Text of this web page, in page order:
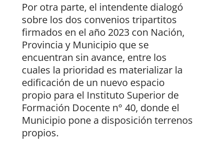
Por otra parte, el intendente dialogó
sobre los dos convenios tripartitos
firmados en el año 2023 con Nación,
Provincia y Municipio que se
encuentran sin avance, entre los
cuales la prioridad es materializar la
edificación de un nuevo espacio
propio para el Instituto Superior de
Formación Docente n° 40, donde el
Municipio pone a disposición terrenos
propios.